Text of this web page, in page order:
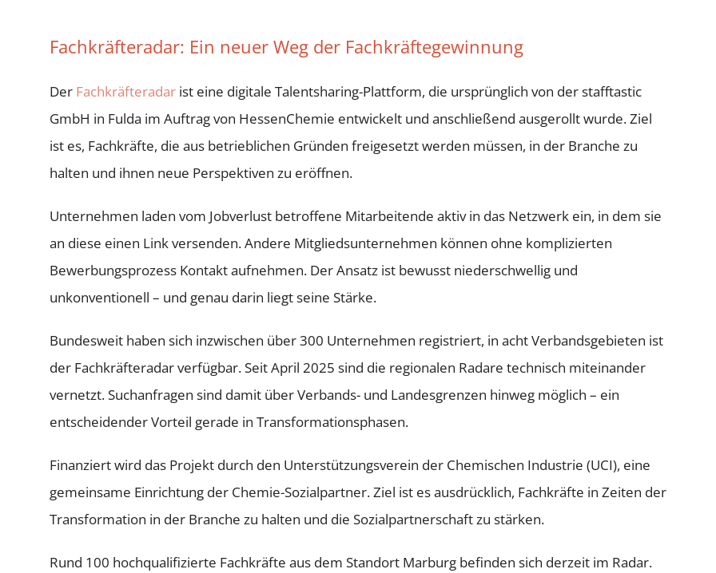
Fachkräfteradar: Ein neuer Weg der Fachkräftegewinnung
Der Fachkräfteradarist eine digitale Talentsharing-Plattform, die ursprünglich von der stafftastic
GmbH in Fulda im Auftrag von HessenChemie entwickelt und anschließend ausgerollt wurde. Ziel
ist es, Fachkräfte, die aus betrieblichen Gründen freigesetzt werden müssen, in der Branche zu
halten und ihnen neue Perspektiven zu eröffnen.
Unternehmen laden vom Jobverlust betroffene Mitarbeitende aktiv in das Netzwerk ein, in dem sie
an diese einen Link versenden. Andere Mitgliedsunternehmen können ohne komplizierten
Bewerbungsprozess Kontakt aufnehmen. Der Ansatz ist bewusst niederschwellig und
unkonventionell – und genau darin liegt seine Stärke.
Bundesweit haben sich inzwischen über 300 Unternehmen registriert, in acht Verbandsgebieten ist
der Fachkräfteradar verfügbar. Seit April 2025 sind die regionalen Radare technisch miteinander
vernetzt. Suchanfragen sind damit über Verbands- und Landesgrenzen hinweg möglich – ein
entscheidender Vorteil gerade in Transformationsphasen.
Finanziert wird das Projekt durch den Unterstützungsverein der Chemischen Industrie (UCI), eine
gemeinsame Einrichtung der Chemie-Sozialpartner. Ziel ist es ausdrücklich, Fachkräfte in Zeiten der
Transformation in der Branche zu halten und die Sozialpartnerschaft zu stärken.
Rund 100 hochqualifizierte Fachkräfte aus dem Standort Marburg befinden sich derzeit im Radar.